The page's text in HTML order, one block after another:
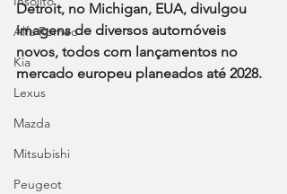
Alfa Romeo
Kia
Lexus
Mazda
Mitsubishi
Peugeot
Detroit, no Michigan, EUA, divulgou
imagens de diversos automóveis
novos, todos com lançamentos no
mercado europeu planeados até 2028.